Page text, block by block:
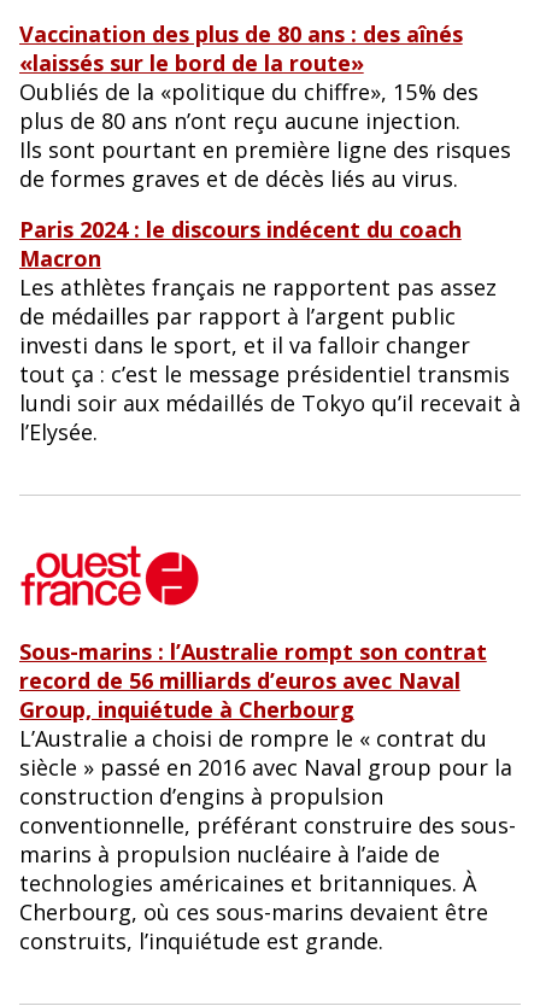
Vaccination des plus de 80 ans : des aînés
«laissés sur le bord de la route»
Oubliés de la «politique du chiffre», 15 % des
plus de 80 ans n’ont reçu aucune injection.
Ils sont pourtant en première ligne des risques
de formes graves et de décès liés au virus.
Paris 2024 : le discours indécent du coach
Macron
Les athlètes français ne rapportent pas assez
de médailles par rapport à l’argent public
investi dans le sport, et il va falloir changer
tout ça : c’est le message présidentiel transmis
lundi soir aux médaillés de Tokyo qu’il recevait à
l’Elysée.
Sous-marins : l’Australie rompt son contrat
record de 56 milliards d’euros avec Naval
Group, inquiétude à Cherbourg
L’Australie a choisi de rompre le « contrat du
siècle » passé en 2016 avec Naval group pour la
construction d’engins à propulsion
conventionnelle, préférant construire des sous-
marins à propulsion nucléaire à l’aide de
technologies américaines et britanniques. À
Cherbourg, où ces sous-marins devaient être
construits, l’inquiétude est grande.